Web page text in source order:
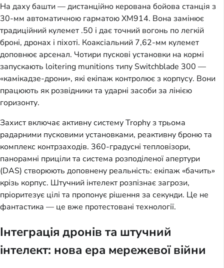
На даху башти — дистанційно керована бойова станція з
30-мм автоматичною гарматою XM914. Вона замінює
традиційний кулемет .50 і дає точний вогонь по легкій
броні, дронах і піхоті. Коаксіальний 7,62-мм кулемет
доповнює арсенал. Чотири пускові установки на кормі
запускають loitering munitions типу Switchblade 300 —
«камікадзе-дрони», які екіпаж контролює з корпусу. Вони
працюють як розвідники та ударні засоби за лінією
горизонту.
Захист включає активну систему Trophy з трьома
радарними пусковими установками, реактивну броню та
комплекс контрзаходів. 360-градусні тепловізори,
панорамні приціли та система розподіленої апертури
(DAS) створюють доповнену реальність: екіпаж «бачить»
крізь корпус. Штучний інтелект розпізнає загрози,
пріоритезує цілі та пропонує рішення за секунди. Це не
фантастика — це вже протестовані технології.
Інтеграція дронів та штучний
інтелект: нова ера мережевої війни